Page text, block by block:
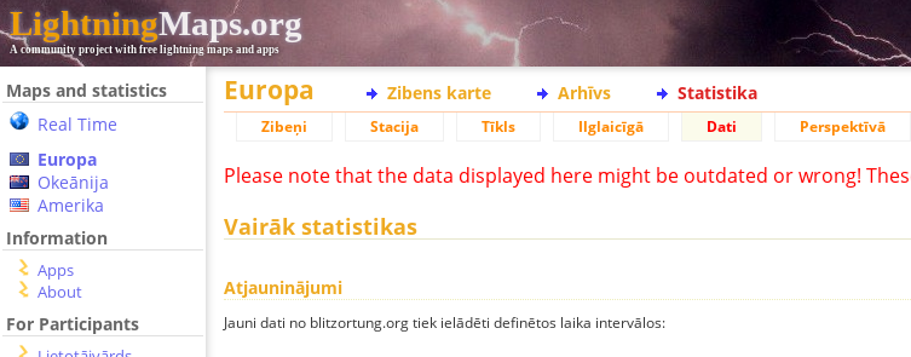
LightningMaps.org
A community project with free lightning maps and apps
Maps and statistics
Real Time
Europa
Okeānija
Amerika
Information
Apps
About
For Participants
Europa Zibens karte Arhīvs Statistika
Zibeņi Stacija Tīkls Ilglaicīgā Dati Perspektīvā
Please note that the data displayed here might be outdated or wrong!
Vairāk statistikas
Atjauninājumi
Jauni dati no blitzortung.org tiek ielādēti definētos laika intervālos: